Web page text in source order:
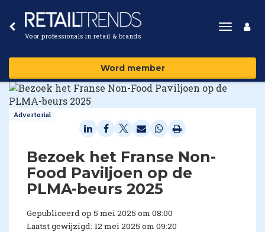
Voor professionals in retail & brands
Toggle
Word member
Advertorial
Bezoek het Franse Non-
Food Paviljoen op de
PLMA-beurs 2025
Gepubliceerd op 5 mei 2025 om 08:00
Laatst gewijzigd: 12 mei 2025 om 09:20